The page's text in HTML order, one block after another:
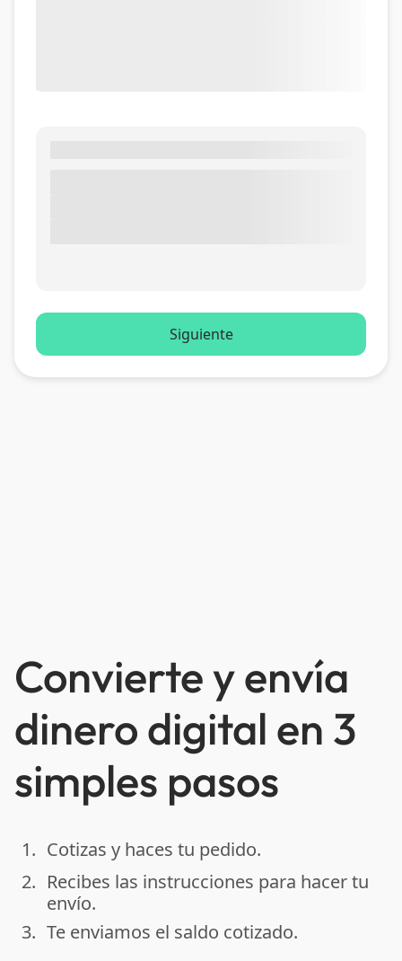
Convierte y envía
dinero digital en 3
simples pasos
done
1. Cotizas y haces tu pedido.
done
2. Recibes las instrucciones para hacer tu
envío.
done
3. Te enviamos el saldo cotizado.
Siguiente